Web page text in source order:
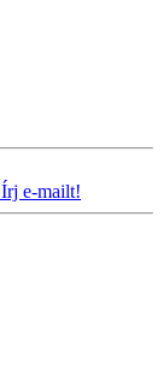
Írj e-mailt!